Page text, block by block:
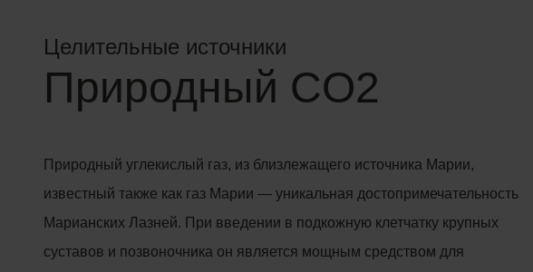
Целительные источники
Природный CO2
Природный углекислый газ, из близлежащего источника Марии,
известный также как газ Марии — уникальная достопримечательность
Марианских Лазней. При введении в подкожную клетчатку крупных
суставов и позвоночника он является мощным средством для